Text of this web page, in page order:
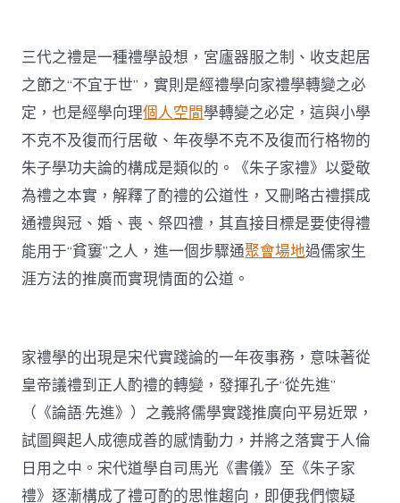
三代之禮是一種禮學設想，宮廬器服之制、收支起居
之節之“不宜于世”，實則是經禮學向家禮學轉變之必
定，也是經學向理個人空間學轉變之必定，這與小學
不克不及復而行居敬、年夜學不克不及復而行格物的
朱子學功夫論的構成是類似的。《朱子家禮》以愛敬
為禮之本實，解釋了酌禮的公道性，又刪略古禮撰成
通禮與冠、婚、喪、祭四禮，其直接目標是要使得禮
能用于“貧窶”之人，進一個步驟通聚會場地過儒家生
涯方法的推廣而實現情面的公道。
家禮學的出現是宋代實踐論的一年夜事務，意味著從
皇帝議禮到正人酌禮的轉變，發揮孔子“從先進”
（《論語·先進》）之義將儒學實踐推廣向平易近眾，
試圖興起人成德成善的感情動力，并將之落實于人倫
日用之中。宋代道學自司馬光《書儀》至《朱子家
禮》逐漸構成了禮可酌的思惟趨向，即便我們懷疑